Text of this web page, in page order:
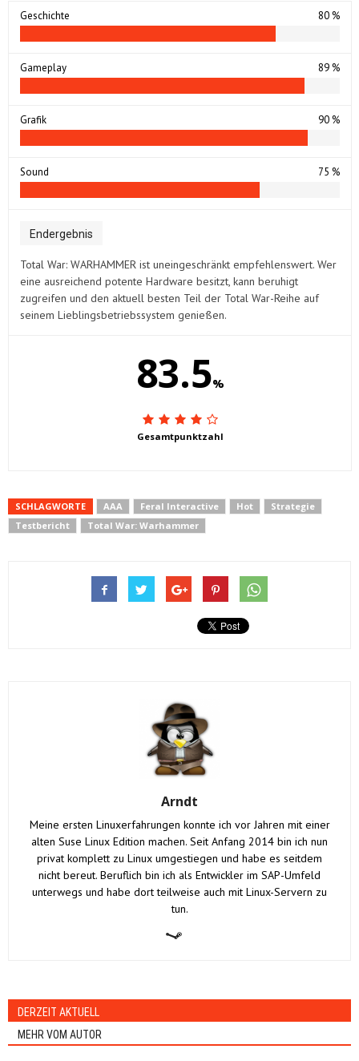
Geschichte 80 %
Gameplay 89 %
Grafik 90 %
Sound 75 %
Endergebnis
Total War: WARHAMMER ist uneingeschränkt empfehlenswert. Wer
eine ausreichend potente Hardware besitzt, kann beruhigt
zugreifen und den aktuell besten Teil der Total War-Reihe auf
seinem Lieblingsbetriebssystem genießen.
83.5%
Gesamtpunktzahl
SCHLAGWORTE AAA Feral Interactive Hot
Strategie
Testbericht
Total War: Warhammer
Arndt
Meine ersten Linuxerfahrungen konnte ich vor Jahren mit einer
alten Suse Linux Edition machen. Seit Anfang 2014 bin ich nun
privat komplett zu Linux umgestiegen und habe es seitdem
nicht bereut. Beruflich bin ich als Entwickler im SAP-Umfeld
unterwegs und habe dort teilweise auch mit Linux-Servern zu
tun.
DERZEIT AKTUELL
MEHR VOM AUTOR